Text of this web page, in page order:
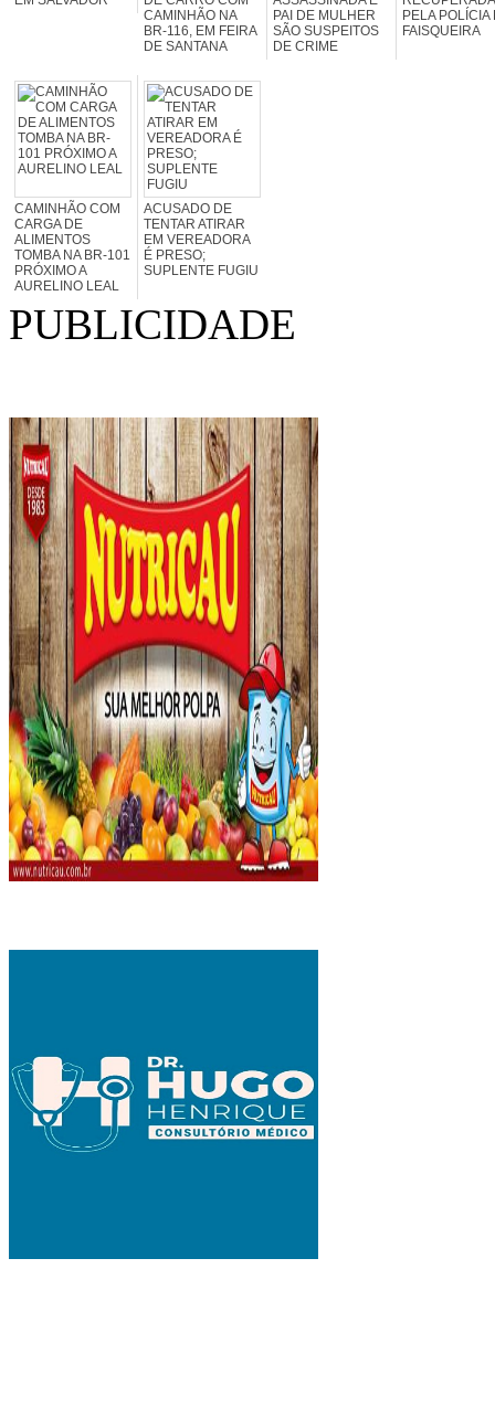
CAMINHÃO NA
BR-116, EM FEIRA
DE SANTANA
PAI DE MULHER
SÃO SUSPEITOS
DE CRIME
PELA POLÍCIA
FAISQUEIRA
CAMINHÃO COM
CARGA DE
ALIMENTOS
TOMBA NA BR-101
PRÓXIMO A
AURELINO LEAL
ACUSADO DE
TENTAR ATIRAR
EM VEREADORA
É PRESO;
SUPLENTE FUGIU
PUBLICIDADE